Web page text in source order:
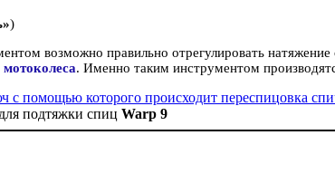
)
возможно правильно отрегулировать
. Именно таким инструментом
подтяжки спиц Warp 9